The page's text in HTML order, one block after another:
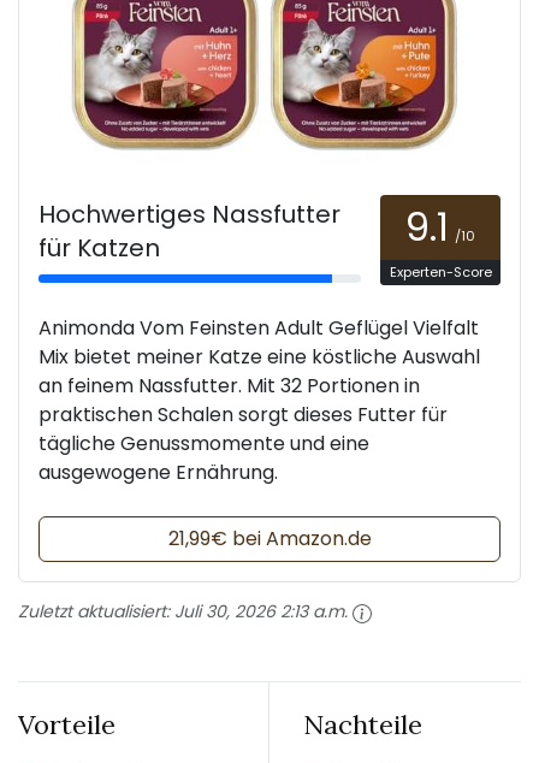
Hochwertiges Nassfutter
für Katzen
9.1 /10
Experten-Score
Animonda Vom Feinsten Adult Geflügel Vielfalt
Mix bietet meiner Katze eine köstliche Auswahl
an feinem Nassfutter. Mit 32 Portionen in
praktischen Schalen sorgt dieses Futter für
tägliche Genussmomente und eine
ausgewogene Ernährung.
21,99€ bei Amazon.de
Zuletzt aktualisiert: Juli 30, 2026 2:13 a.m.
Vorteile Nachteile